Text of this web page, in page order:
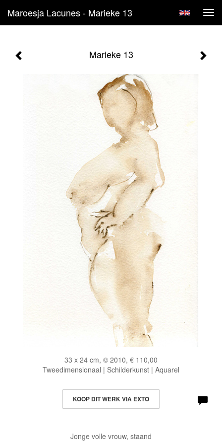
Maroesja Lacunes - Marieke 13
Marieke 13
33 x 24 cm, © 2010, € 110,00
Tweedimensionaal | Schilderkunst | Aquarel
KOOP DIT WERK VIA EXTO
Jonge volle vrouw, staand